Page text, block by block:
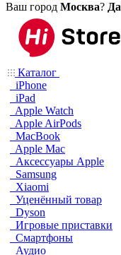
Ваш город Москва? Да
Каталог
iPhone
iPad
Apple Watch
Apple AirPods
MacBook
Apple Mac
Аксессуары Apple
Samsung
Xiaomi
Уценённый товар
Dyson
Игровые приставки
Смартфоны
Аудио